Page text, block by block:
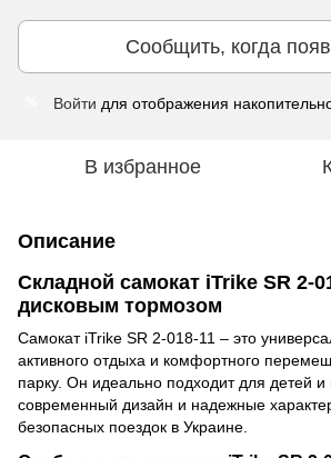
Сообщить, когда
Войти для отображения
В избранное
Описание
Складной самокат iTrike SR 2-
дисковым тормозом
Самокат iTrike SR 2-018-11 – это
активного отдыха и комфортного
парку. Он идеально подходит для детей и
современный дизайн и надежные
безопасных поездок в Украине.